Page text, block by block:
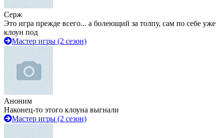
Серж
Это игра прежде всего... а болеющий за толпу, сам по себе уже
клоун под
Мастер игры (2 сезон)
Аноним
Наконец-то этого клоуна выгнали
Мастер игры (2 сезон)